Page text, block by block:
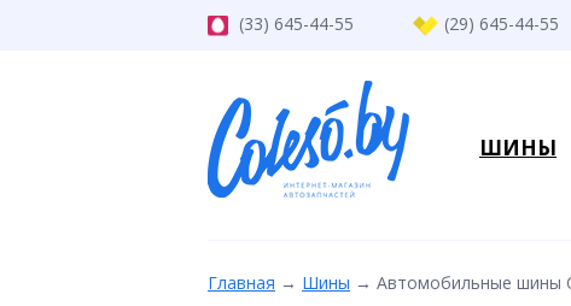
(33) 645-44-55 (29) 645-44-55
ШИНЫ
Главная → Шины → Автомобильные шины